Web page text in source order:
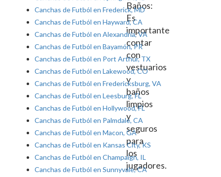
Baños:
Es
importante
contar
con
vestuarios
y
baños
limpios
y
seguros
para
los
jugadores.
Canchas de Futból en Frederick, MD
Canchas de Futból en Hayward, CA
Canchas de Futból en Alexandria, VA
Canchas de Futból en Bayamón, PR
Canchas de Futból en Port Arthur, TX
Canchas de Futból en Lakewood, CO
Canchas de Futból en Fredericksburg, VA
Canchas de Futból en Leesburg, FL
Canchas de Futból en Hollywood, FL
Canchas de Futból en Palmdale, CA
Canchas de Futból en Macon, GA
Canchas de Futból en Kansas City, KS
Canchas de Futból en Champaign, IL
Canchas de Futból en Sunnyvale, CA